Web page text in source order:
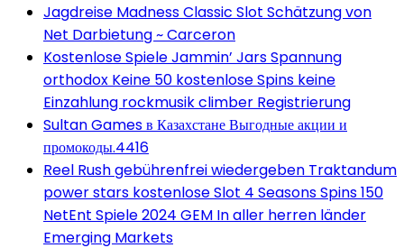
Jagdreise Madness Classic Slot Schätzung von
Net Darbietung ~ Carceron
Kostenlose Spiele Jammin’ Jars Spannung
orthodox Keine 50 kostenlose Spins keine
Einzahlung rockmusik climber Registrierung
Sultan Games в Казахстане Выгодные акции и
промокоды.4416
Reel Rush gebührenfrei wiedergeben Traktandum
power stars kostenlose Slot 4 Seasons Spins 150
NetEnt Spiele 2024 GEM In aller herren länder
Emerging Markets